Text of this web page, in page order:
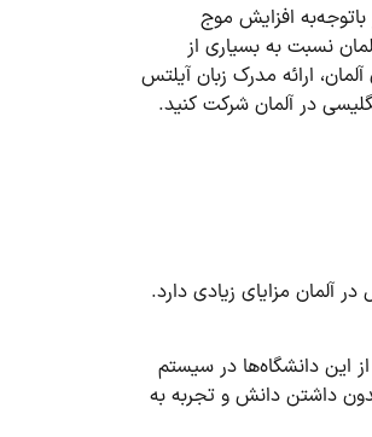
افزایش موج
نسبت به بسیاری از
ارائه مدرک زبان آیلتس
در آلمان شرکت کنید.
آلمان مزایای زیادی دارد.
و رایگان هستند. البته برخی از این دانشگاه‌ها در سیستم
داشتن دانش و تجربه به